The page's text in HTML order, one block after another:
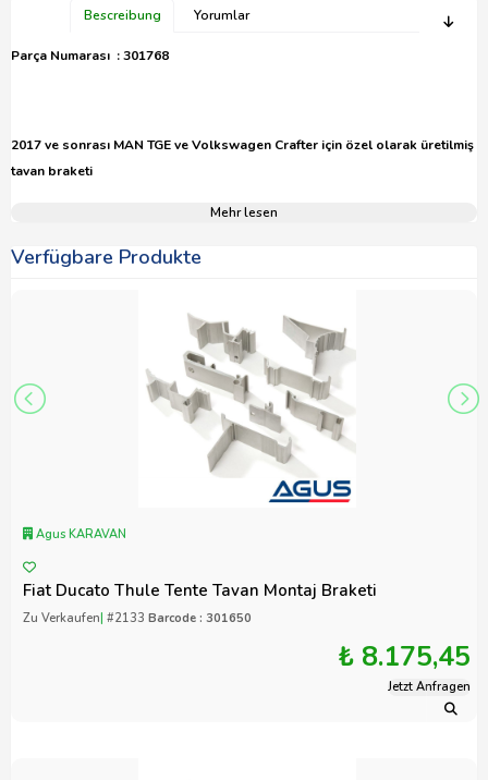
Bescreibung Yorumlar
Parça Numarası : 301768
2017 ve sonrası MAN TGE ve Volkswagen Crafter için özel olarak üretilmiş
tavan braketi
Mehr lesen
Verfügbare Produkte
Agus KARAVAN
Fiat Ducato Thule Tente Tavan Montaj Braketi
Zu Verkaufen| #2133 Barcode : 301650
₺ 8.175,45
Jetzt Anfragen